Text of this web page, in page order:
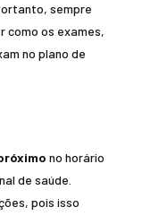
sempre
como os exames,
no plano de
no horário
de saúde.
pois isso